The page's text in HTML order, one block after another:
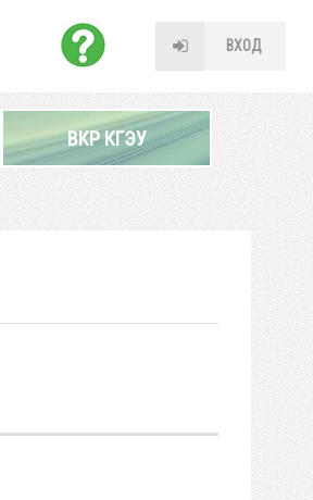
ВХОД
ВКР КГЭУ